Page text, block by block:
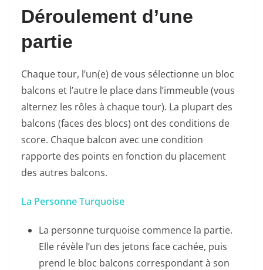
Déroulement d’une
partie
Chaque tour, l’un(e) de vous sélectionne un bloc
balcons et l’autre le place dans l’immeuble (vous
alternez les rôles à chaque tour). La plupart des
balcons (faces des blocs) ont des conditions de
score. Chaque balcon avec une condition
rapporte des points en fonction du placement
des autres balcons.
La Personne Turquoise
La personne turquoise commence la partie.
Elle révèle l’un des jetons face cachée, puis
prend le bloc balcons correspondant à son